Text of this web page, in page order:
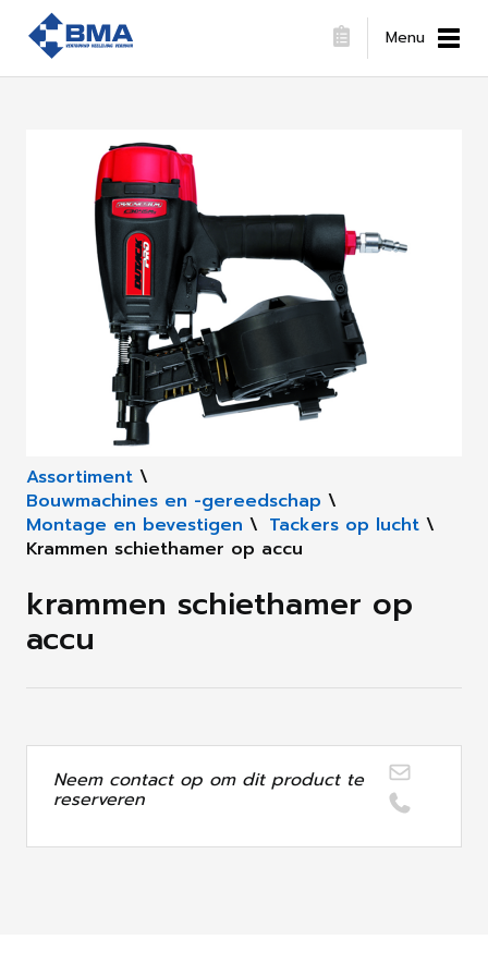
Menu
Assortiment \
Bouwmachines en -gereedschap \
Montage en bevestigen \ Tackers op lucht \
Krammen schiethamer op accu
krammen schiethamer op
accu
Neem contact op om dit product te
reserveren